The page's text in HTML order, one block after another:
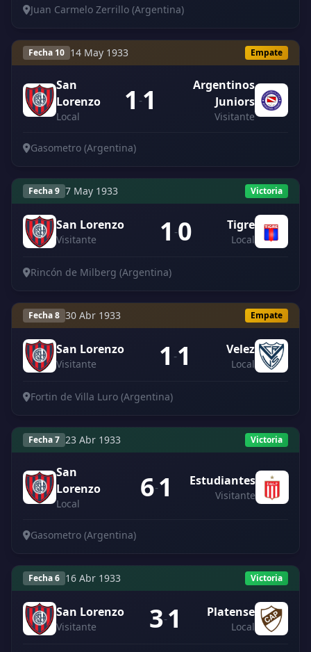
Juan Carmelo Zerrillo (Argentina)
Fecha 10 14 May 1933 Empate
San
Lorenzo
Local 1 -1
Argentinos
Juniors
Visitante
Gasometro (Argentina)
Fecha 9 7 May 1933 Victoria
San Lorenzo
Visitante 1 -0 Tigre
Local
Rincón de Milberg (Argentina)
Fecha 8 30 Abr 1933 Empate
San Lorenzo
Visitante 1 -1 Velez
Local
Fortin de Villa Luro (Argentina)
Fecha 7 23 Abr 1933 Victoria
San
Lorenzo
Local 6-1 Estudiantes
Visitante
Gasometro (Argentina)
Fecha 6 16 Abr 1933 Victoria
San Lorenzo
Visitante 3-1 Platense
Local